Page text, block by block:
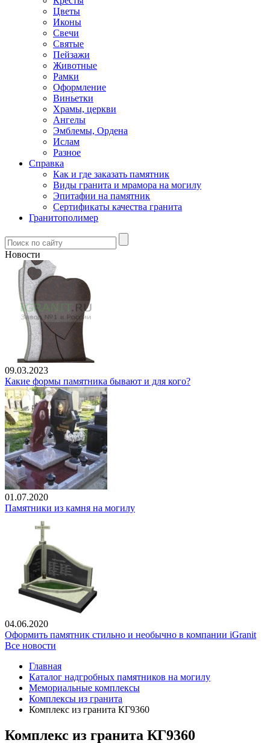
Цветы
Иконы
Свечи
Святые
Пейзажи
Животные
Рамки
Оформление
Виньетки
Храмы, церкви
Ангелы
Эмблемы, Ордена
Ислам
Разное
Справка
Как и где заказать памятник
Виды гранита и мрамора на могилу
Эпитафии на памятник
Сертификаты качества гранита
Гранитополимер
Новости
09.03.2023
Какие формы памятника бывают и для кого?
01.07.2020
Памятники из камня на могилу
04.06.2020
Оформить памятник стильно и необычно в компании iGranit
Все новости
Главная
Каталог надгробных памятников на могилу
Мемориальные комплексы
Комплексы из гранита
Комплекс из гранита КГ9360
Комплекс из гранита КГ9360